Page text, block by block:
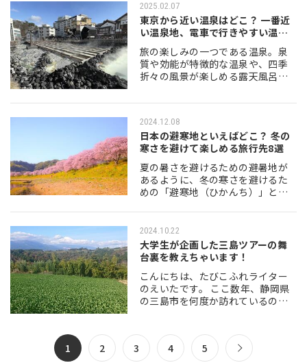
緒や歴史を楽しむ」…
2025.02.07
東京から近い温泉はどこ？ 一番近
い温泉地、電車で行きやすい温泉
地など
旅の楽しみの一つである温泉。泉
質や効能が特徴的な温泉や、四季
折々の風景が楽しめる露天風呂な
たくさんあります。今回は、その
所選んでご紹介しま…
2024.12.08
日本の避寒地といえばどこ？ 冬の
寒さを避けて楽しめる旅行先8選
夏の暑さを避けるための避暑地が
あるように、冬の寒さを避けるた
めの「避寒地（ひかんち）」とい
寒さが苦手で冬の旅行を躊躇して
いる方は、避寒地を旅の目的地に
してみるのも選択肢…
2024.10.22
大学生が企画した三島ツアーの舞
台裏を教えちゃいます！
こんにちは、たびこふれライター
のえいたです。 ここ数年、静岡県
の三島市を何度か訪れているので
記事がこちら ↓ 過去記事 箱根西麓
三島野菜を…
1 2 3 4 5